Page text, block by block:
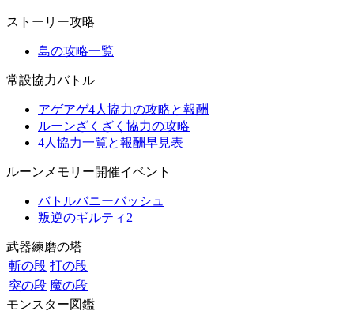
ストーリー攻略
島の攻略一覧
常設協力バトル
アゲアゲ4人協力の攻略と報酬
ルーンざくざく協力の攻略
4人協力一覧と報酬早見表
ルーンメモリー開催イベント
バトルバニーバッシュ
叛逆のギルティ2
武器練磨の塔
斬の段 打の段
突の段 魔の段
モンスター図鑑